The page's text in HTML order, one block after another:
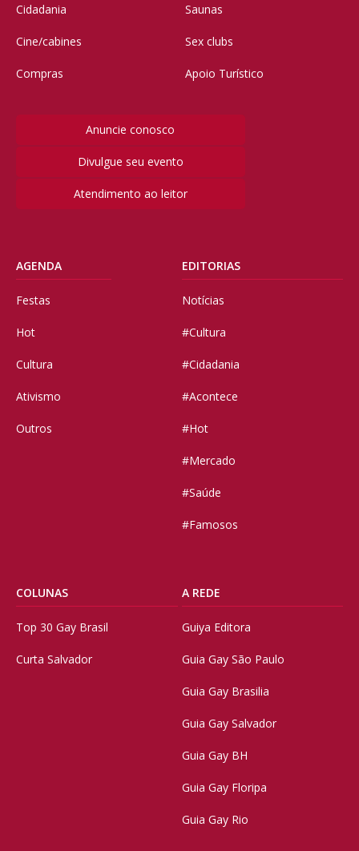
Cidadania
Cine/cabines
Compras
Saunas
Sex clubs
Apoio Turístico
Anuncie conosco
Divulgue seu evento
Atendimento ao leitor
AGENDA
Festas
Hot
Cultura
Ativismo
Outros
EDITORIAS
Notícias
#Cultura
#Cidadania
#Acontece
#Hot
#Mercado
#Saúde
#Famosos
COLUNAS
Top 30 Gay Brasil
Curta Salvador
A REDE
Guiya Editora
Guia Gay São Paulo
Guia Gay Brasilia
Guia Gay Salvador
Guia Gay BH
Guia Gay Floripa
Guia Gay Rio